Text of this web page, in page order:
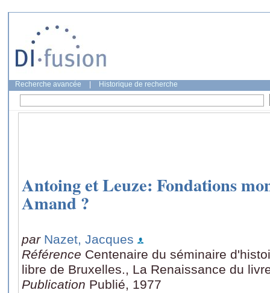
Recherche avancée Historique de recherche
Antoing et Leuze: Fondations
Amand ?
par Nazet, Jacques
Référence Centenaire du séminaire
libre de Bruxelles., La Renaissance du
Publication Publié, 1977